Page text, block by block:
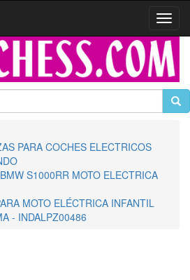
PARA COCHES ELECTRICOS
S1000RR MOTO ELECTRICA
MOTO ELÉCTRICA INFANTIL
- INDALPZ00486